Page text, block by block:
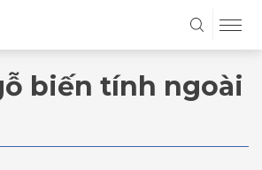
biến tính ngoài